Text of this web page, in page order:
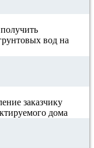
вод на
заказчику
дома